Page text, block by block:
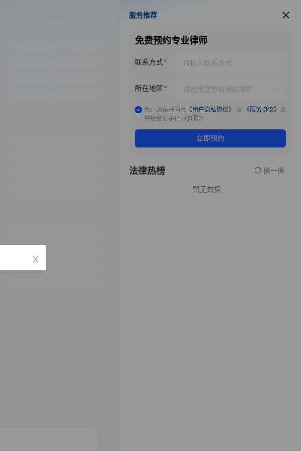
服务推荐
服务推荐
免费预约专业律师
联系方式
所在地区
我已阅读并同意 《用户隐私协议》 及 《服务协议》 允
许接受更多律师的服务
立即预约
法律热榜 换一换
暂无数据
x